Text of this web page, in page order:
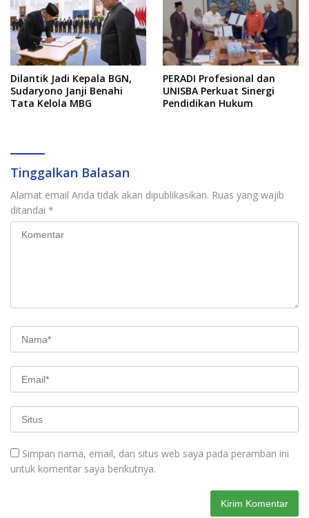
Dilantik Jadi Kepala BGN,
Sudaryono Janji Benahi
Tata Kelola MBG
PERADI Profesional dan
UNISBA Perkuat Sinergi
Pendidikan Hukum
Tinggalkan Balasan
Alamat email Anda tidak akan dipublikasikan. Ruas yang wajib
ditandai *
Simpan nama, email, dan situs web saya pada peramban ini
untuk komentar saya berikutnya.